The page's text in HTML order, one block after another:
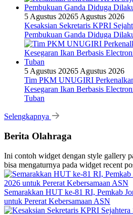
5 Agustus 20265 Agustus 2026
Kesaksian Sekretaris KPRI
Pembukuan Ganda Diduga
5 Agustus 20265 Agustus 2026
Tim PKM UNUGIRI
Kesegaran Ikan Berbasis
Tuban
Selengkapnya
Berita Olahraga
Ini contoh widget dengan style gallery
bisa mengaturnya pada widget recent
Semarakkan HUT ke-81 RI, Pemkab
untuk Pererat Kebersamaan ASN